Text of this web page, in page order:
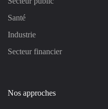
Santé
Industrie
Secteur financier
Nos approches